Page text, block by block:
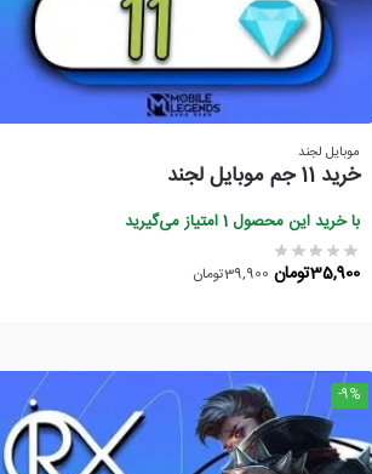
موبایل لجند
خرید 11 جم موبایل لجند
با خرید این محصول1امتیاز می‌گیرید
39,900تومان 35,900تومان
-9%